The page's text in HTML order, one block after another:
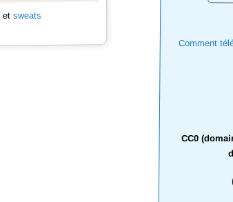
Comment
CC0
etsweats